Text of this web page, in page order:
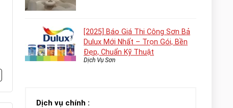
[2025] Báo Giá Thi Công Sơn Bả
Dulux Mới Nhất – Trọn Gói, Bền
Đẹp, Chuẩn Kỹ Thuật
Dịch Vụ Sơn
Dịch vụ chính :